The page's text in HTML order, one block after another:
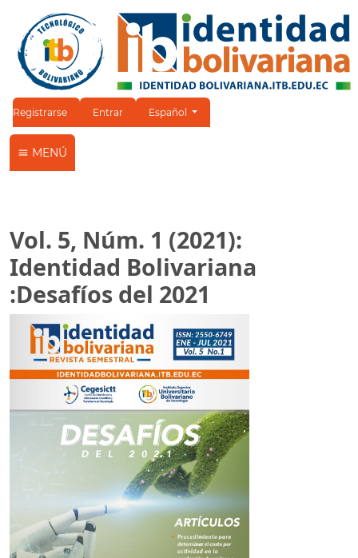
Registrarse Entrar Cambiar el idioma. El idioma actual es:
Español
MENÚ
Vol. 5, Núm. 1 (2021):
Identidad Bolivariana
:Desafíos del 2021